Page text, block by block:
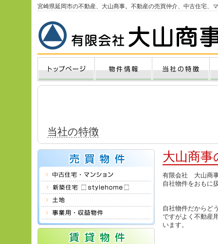
宮崎県延岡市の不動産、大山商事。不動産の売買仲介、中古住宅、
当社の特徴
大山商事
有限会社 大山商
自社物件をおもに
自社物件だからど
ですがよく不動産
います。